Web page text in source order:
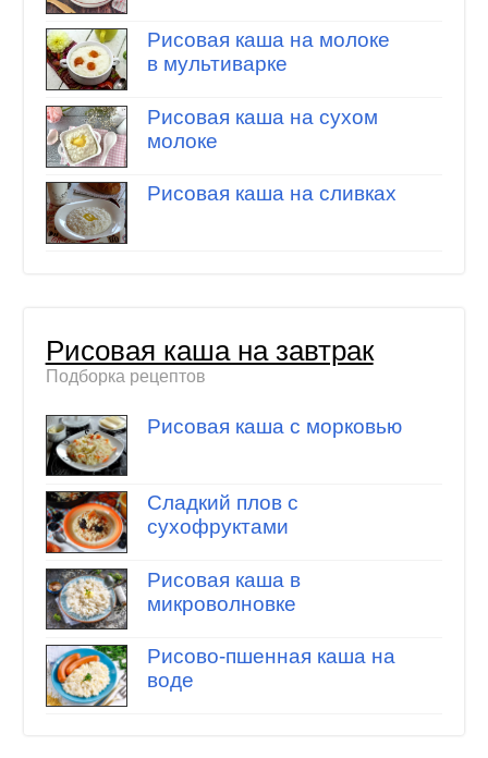
Рисовая каша на молоке
в мультиварке
Рисовая каша на сухом
молоке
Рисовая каша на сливках
Рисовая каша на завтрак
Подборка рецептов
Рисовая каша с морковью
Сладкий плов с
сухофруктами
Рисовая каша в
микроволновке
Рисово-пшенная каша на
воде